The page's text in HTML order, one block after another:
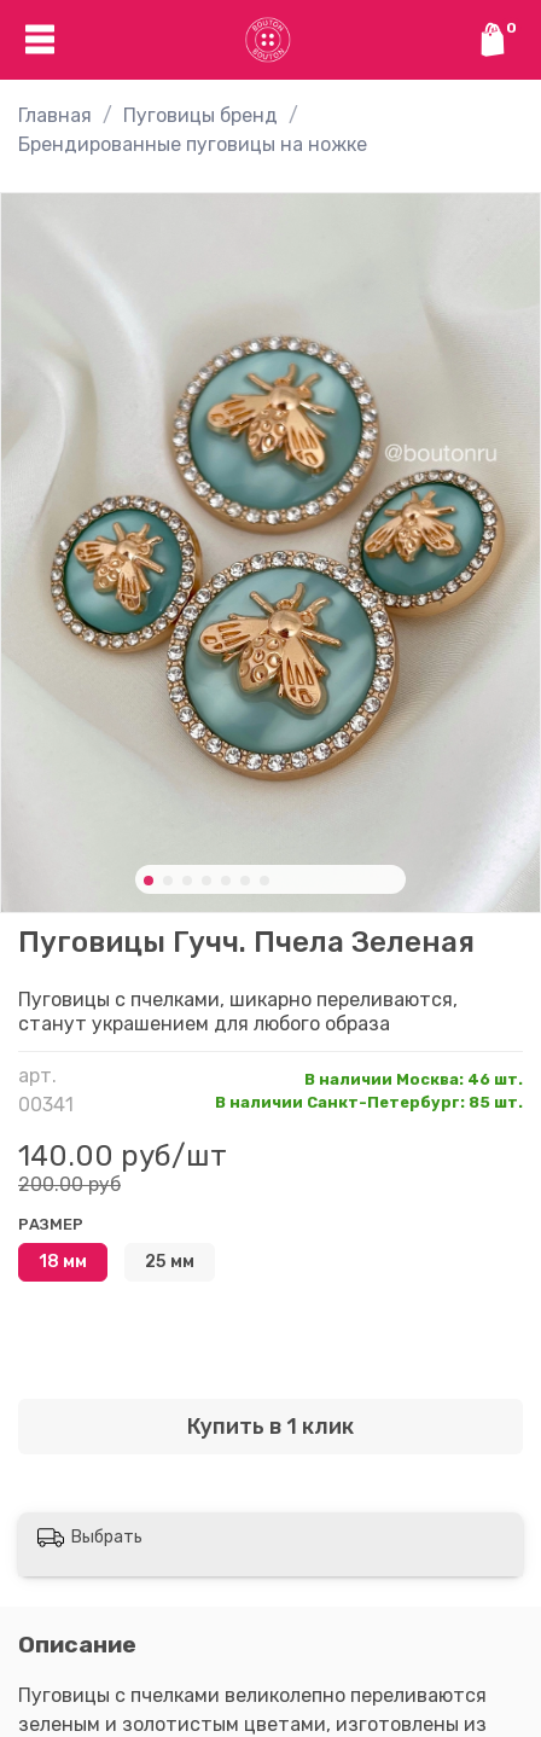
0
Главная
Пуговицы бренд
Брендированные пуговицы на ножке
арт.
00341
В наличии Москва: 46 шт.
В наличии Санкт-Петербург: 85 шт.
Пуговицы Гучч. Пчела Зеленая
140.00 руб/шт
200.00 руб
Купить в 1 клик
РАЗМЕР
18 мм 25 мм
Пуговицы с пчелками, шикарно переливаются,
станут украшением для любого образа
Выбрать
Описание
Пуговицы с пчелками великолепно переливаются
зеленым и золотистым цветами, изготовлены из